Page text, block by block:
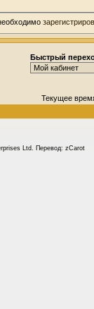
Быстрый
Текущее
Ltd. Перевод: zCarot